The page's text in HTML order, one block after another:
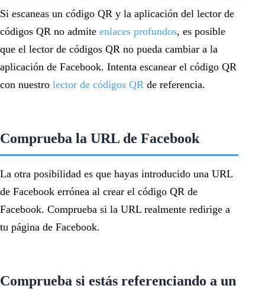
Si escaneas un código QR y la aplicación del lector de
códigos QR no admite enlaces profundos, es posible
que el lector de códigos QR no pueda cambiar a la
aplicación de Facebook. Intenta escanear el código QR
con nuestro lector de códigos QR de referencia.
Comprueba la URL de Facebook
La otra posibilidad es que hayas introducido una URL
de Facebook errónea al crear el código QR de
Facebook. Comprueba si la URL realmente redirige a
tu página de Facebook.
Comprueba si estás referenciando a un